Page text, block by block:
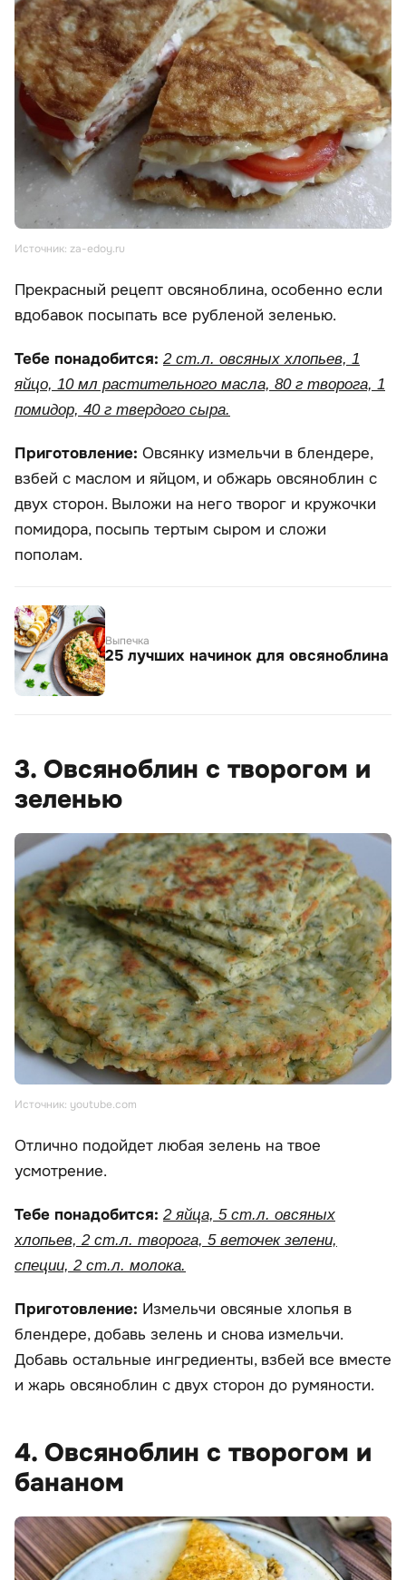
Источник: za-edoy.ru
Прекрасный рецепт овсяноблина, особенно если
вдобавок посыпать все рубленой зеленью.
Тебе понадобится: 2 ст.л. овсяных хлопьев, 1
яйцо, 10 мл растительного масла, 80 г творога, 1
помидор, 40 г твердого сыра.
Приготовление: Овсянку измельчи в блендере,
взбей с маслом и яйцом, и обжарь овсяноблин с
двух сторон. Выложи на него творог и кружочки
помидора, посыпь тертым сыром и сложи
пополам.
Выпечка
25 лучших начинок для овсяноблина
3. Овсяноблин с творогом и
зеленью
Источник: youtube.com
Отлично подойдет любая зелень на твое
усмотрение.
Тебе понадобится: 2 яйца, 5 ст.л. овсяных
хлопьев, 2 ст.л. творога, 5 веточек зелени,
специи, 2 ст.л. молока.
Приготовление: Измельчи овсяные хлопья в
блендере, добавь зелень и снова измельчи.
Добавь остальные ингредиенты, взбей все вместе
и жарь овсяноблин с двух сторон до румяности.
4. Овсяноблин с творогом и
бананом